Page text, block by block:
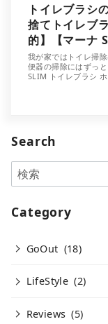
トイレブラシ
捨てトイレブ
的】【マーナ
我が家ではトイレ掃
便器の掃除にはずっ
SLIM トイレブラシ ホ
Search
Category
GoOut (18)
LifeStyle (2)
Reviews (5)